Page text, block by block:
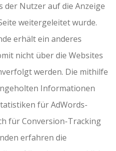
der Nutzer auf die Anzeige
weitergeleitet wurde.
erhält ein anderes
nicht über die Websites
werden. Die mithilfe
Informationen
für AdWords-
für Conversion-Tracking
erfahren die